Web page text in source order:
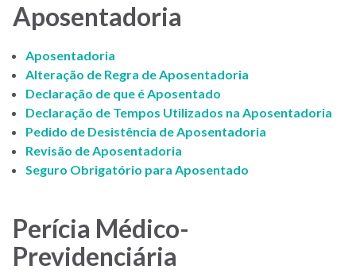
Aposentadoria
Aposentadoria
Alteração de Regra de Aposentadoria
Declaração de que é Aposentado
Declaração de Tempos Utilizados na Aposentadoria
Pedido de Desistência de Aposentadoria
Revisão de Aposentadoria
Seguro Obrigatório para Aposentado
Perícia Médico-
Previdenciária